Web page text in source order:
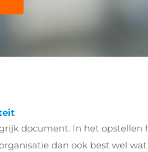
document. In het opstellen
dan ook best wel